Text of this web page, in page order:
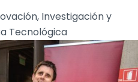
, Investigación y
Tecnológica